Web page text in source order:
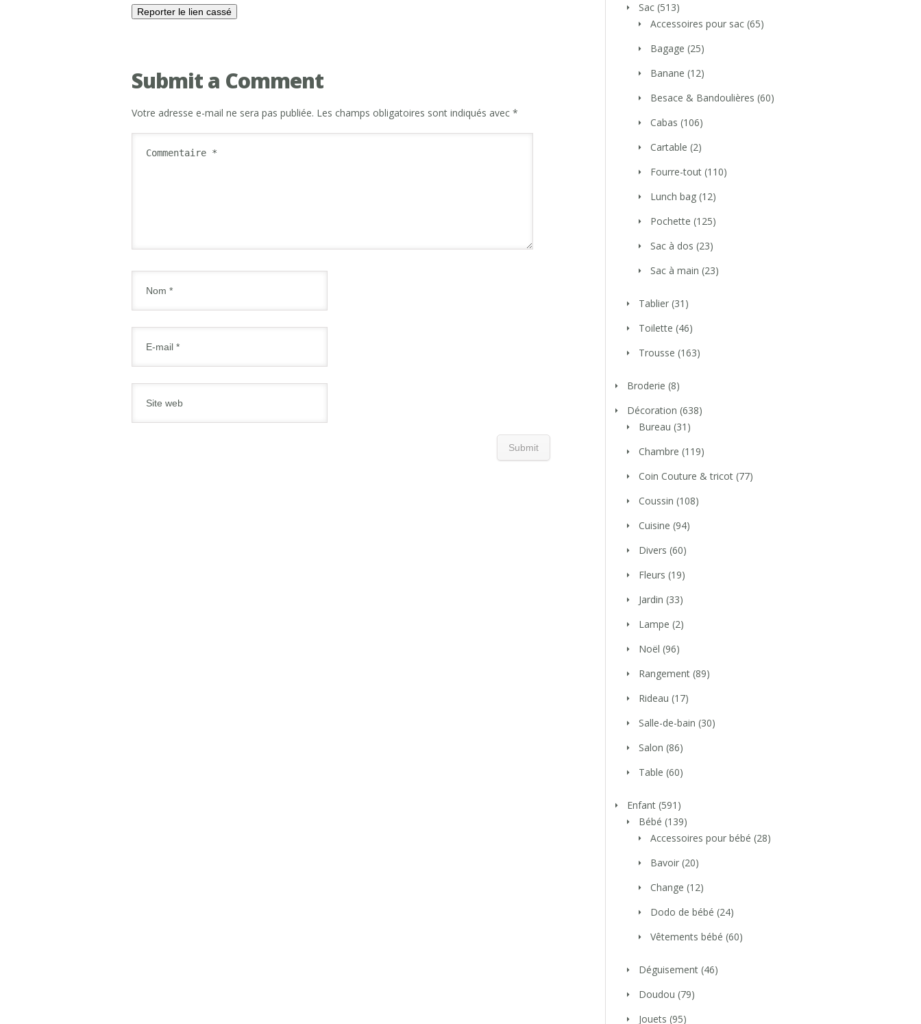
Submit a Comment
Votre adresse e-mail ne sera pas publiée. Les champs obligatoires sont indiqués avec *
Sac (513)
Accessoires pour sac (65)
Bagage (25)
Banane (12)
Besace & Bandoulières (60)
Cabas (106)
Cartable (2)
Fourre-tout (110)
Lunch bag (12)
Pochette (125)
Sac à dos (23)
Sac à main (23)
Tablier (31)
Toilette (46)
Trousse (163)
Broderie (8)
Décoration (638)
Bureau (31)
Chambre (119)
Coin Couture & tricot (77)
Coussin (108)
Cuisine (94)
Divers (60)
Fleurs (19)
Jardin (33)
Lampe (2)
Noël (96)
Rangement (89)
Rideau (17)
Salle-de-bain (30)
Salon (86)
Table (60)
Enfant (591)
Bébé (139)
Accessoires pour bébé (28)
Bavoir (20)
Change (12)
Dodo de bébé (24)
Vêtements bébé (60)
Déguisement (46)
Doudou (79)
Jouets (95)